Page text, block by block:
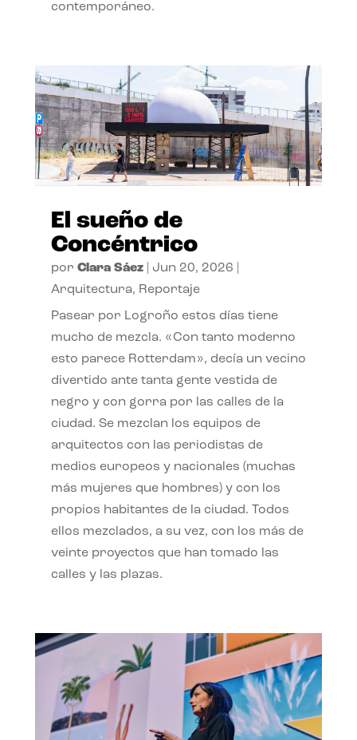
contemporáneo.
El sueño de
Concéntrico
por Clara Sáez| Jun 20, 2026
Arquitectura, Reportaje
Pasear por Logroño estos días tiene
mucho de mezcla. «Con tanto moderno
esto parece Rotterdam», decía un vecino
divertido ante tanta gente vestida de
negro y con gorra por las calles de la
ciudad. Se mezclan los equipos de
arquitectos con las periodistas de
medios europeos y nacionales (muchas
más mujeres que hombres) y con los
propios habitantes de la ciudad. Todos
ellos mezclados, a su vez, con los más de
veinte proyectos que han tomado las
calles y las plazas.